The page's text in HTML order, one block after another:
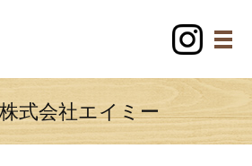
式会社エイミー